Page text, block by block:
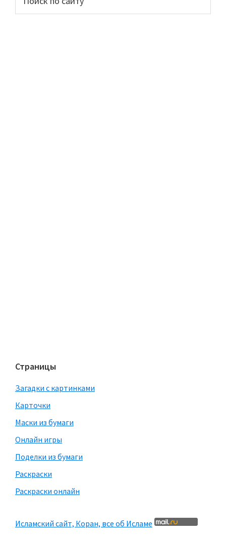
сайдбар
Страницы
Загадки с картинками
Карточки
Маски из бумаги
Онлайн игры
Поделки из бумаги
Раскраски
Раскраски онлайн
Исламский сайт, Коран, все об Исламе